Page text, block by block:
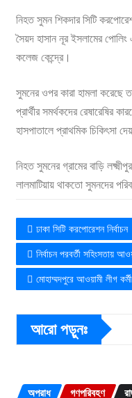
নিহত সুমন শিকদার সিটি
সৈয়দ হাসান নূর ইসলামের পোলিং
কলেজ কেন্দ্রে।
সুমনের ওপর কারা হামলা করেছে
প্রার্থীর সমর্থকদের
হাসপাতালে প্রাথমিক চিকিৎসা
নিহত সুমনের গ্রামের বাড়ি
লালমাটিয়ায় থাকতো সুমনদের
ঢাকা সিটি করপোরেশন নির্বাচন
নির্বাচন পরবর্তী সহিংসতায়
মোহাম্মদপুরে আওয়ামী লীগ
আরো পড়ুনঃ
অপরাধ গণপরিবহণ